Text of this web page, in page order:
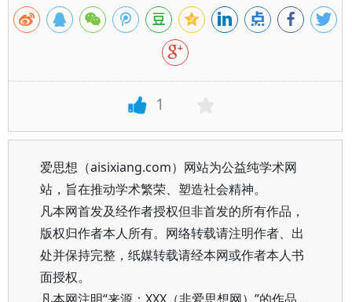
1
爱思想（aisixiang.com）网站为公益纯学术网
站，旨在推动学术繁荣、塑造社会精神。
凡本网首发及经作者授权但非首发的所有作品，
版权归作者本人所有。网络转载请注明作者、出
处并保持完整，纸媒转载请经本网或作者本人书
面授权。